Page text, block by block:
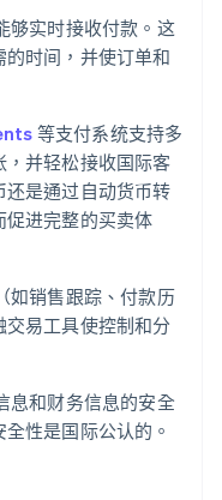
够实时接收付款。这
时间，并使订单和
等支付系统支持多
并轻松接收国际客
是通过自动货币转
进完整的买卖体
如销售跟踪、付款历
易工具使控制和分
息和财务信息的安全
性是国际公认的。